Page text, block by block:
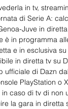
in tv,
di Serie A:
Juve in
è in programma
e in esclusiva
in diretta tv su
ufficiale di Dazn
PlayStation o
caso di tv di
la gara in diretta